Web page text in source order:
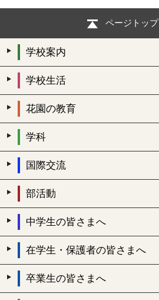
ページトップ
学校案内
学校生活
花園の教育
学科
国際交流
部活動
中学生の皆さまへ
在学生・保護者の皆さまへ
卒業生の皆さまへ